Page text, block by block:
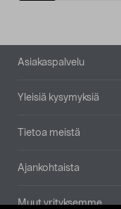
Alatunniste
Asiakaspalvelu
Yleisiä kysymyksiä
Tietoa meistä
Ajankohtaista
Muut yrityksemme